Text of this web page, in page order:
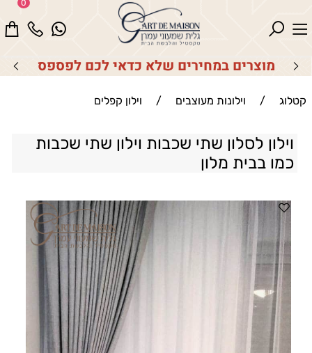
מוצרים במחירים שלא כדאי לכם לפספס
0
קטלוג / וילונות מעוצבים / וילון קפלים
וילון לסלון שתי שכבות וילון שתי שכבות
כמו בבית מלון